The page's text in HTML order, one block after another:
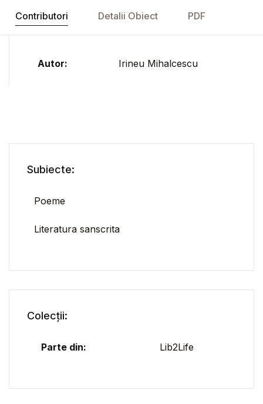
Contributori Detalii Obiect PDF
Autor: Irineu Mihalcescu
Subiecte:
Poeme
Literatura sanscrita
Colecții:
Parte din: Lib2Life